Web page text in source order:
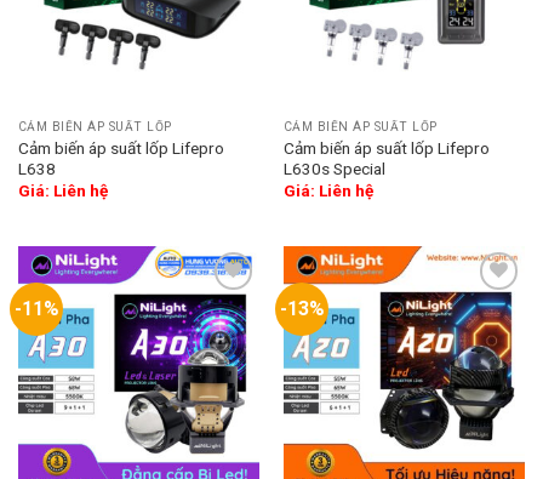
CẢM BIẾN ÁP SUẤT LỐP
Cảm biến áp suất lốp Lifepro
L638
Giá: Liên hệ
CẢM BIẾN ÁP SUẤT LỐP
Cảm biến áp suất lốp Lifepro
L630s Special
Giá: Liên hệ
-11%
Add
to
wishlist
-13%
Add
to
wishlist